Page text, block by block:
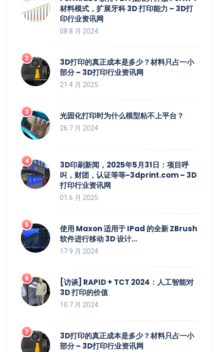
材料模式，扩展牙科 3D 打印能力 – 3D打
印行业资讯网
08 8 月 2024
3D打印的真正成本是多少？材料只占一小
部分 – 3D打印行业资讯网
21 4 月 2025
光固化打印时为什么模型粘不上平台？
26 7 月 2024
3D印刷新闻，2025年5月31日：项目呼
叫，财团，认证等等-3dprint.com – 3D
打印行业资讯网
01 6 月 2025
使用 Maxon 适用于 IPad 的全新 ZBrush
软件进行移动 3D 设计…
17 9 月 2024
[访谈] RAPID + TCT 2024：人工智能对
3D 打印的价值
10 7 月 2024
3D打印的真正成本是多少？材料只占一小
部分 – 3D打印行业资讯网